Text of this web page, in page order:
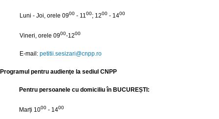
Luni - Joi, orele 0900 - 1100; 1200 - 1400
Vineri, orele 0900-1200
E-mail: petitii.sesizari@cnpp.ro
Programul pentru audienţe la sediul CNPP
Pentru persoanele cu domiciliu în BUCUREȘTI:
Marți 1000 - 1400